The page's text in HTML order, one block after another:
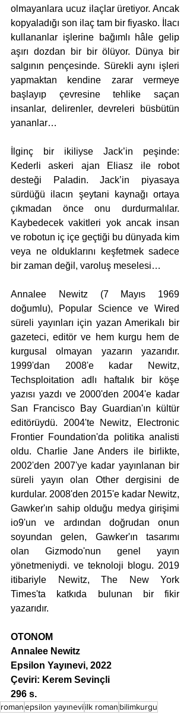
olmayanlara ucuz ilaçlar üretiyor. Ancak
kopyaladığı son ilaç tam bir fiyasko. İlacı
kullananlar işlerine bağımlı hâle gelip
aşırı dozdan bir bir ölüyor. Dünya bir
salgının pençesinde. Sürekli aynı işleri
yapmaktan kendine zarar vermeye
başlayıp çevresine tehlike saçan
insanlar, delirenler, devreleri büsbütün
yananlar…
İlginç bir ikiliyse Jack’in peşinde:
Kederli askeri ajan Eliasz ile robot
desteği Paladin. Jack’in piyasaya
sürdüğü ilacın şeytani kaynağı ortaya
çıkmadan önce onu durdurmalılar.
Kaybedecek vakitleri yok ancak insan
ve robotun iç içe geçtiği bu dünyada kim
veya ne olduklarını keşfetmek sadece
bir zaman değil, varoluş meselesi…
Annalee Newitz (7 Mayıs 1969
doğumlu), Popular Science ve Wired
süreli yayınları için yazan Amerikalı bir
gazeteci, editör ve hem kurgu hem de
kurgusal olmayan yazarın yazarıdır.
1999'dan 2008'e kadar Newitz,
Techsploitation adlı haftalık bir köşe
yazısı yazdı ve 2000'den 2004'e kadar
San Francisco Bay Guardian'ın kültür
editörüydü. 2004'te Newitz, Electronic
Frontier Foundation'da politika analisti
oldu. Charlie Jane Anders ile birlikte,
2002'den 2007'ye kadar yayınlanan bir
süreli yayın olan Other dergisini de
kurdular. 2008'den 2015'e kadar Newitz,
Gawker'ın sahip olduğu medya girişimi
io9'un ve ardından doğrudan onun
soyundan gelen, Gawker'ın tasarımı
olan Gizmodo'nun genel yayın
yönetmeniydi. ve teknoloji blogu. 2019
itibariyle Newitz, The New York
Times'ta katkıda bulunan bir fikir
yazarıdır.
OTONOM
Annalee Newitz
Epsilon Yayınevi, 2022
Çeviri: Kerem Sevinçli
296 s.
romanepsilon yayıneviilk roman bilimkurgu